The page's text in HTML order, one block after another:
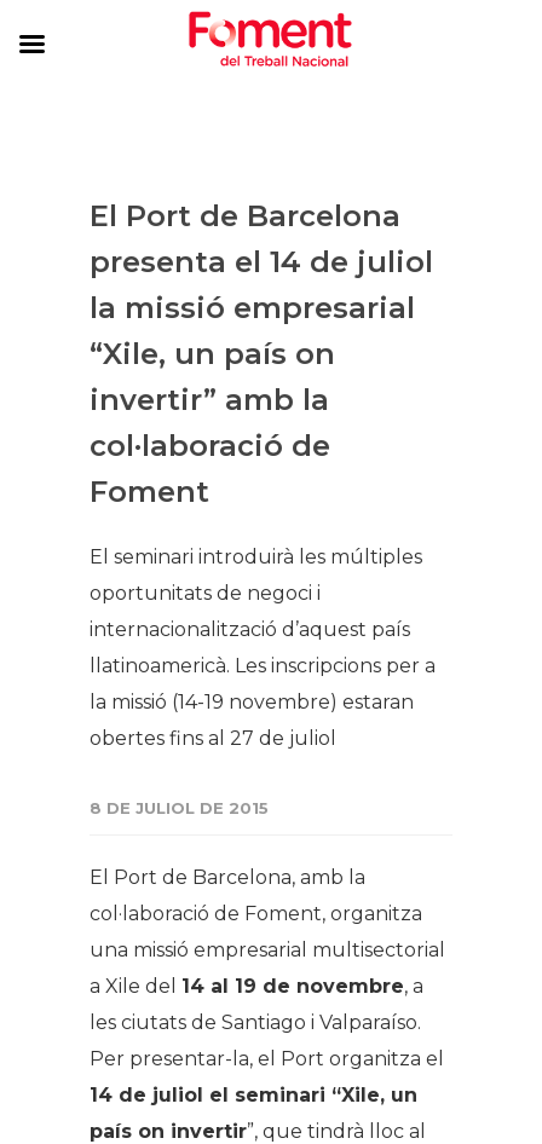
El Port de Barcelona
presenta el 14 de juliol
la missió empresarial
“Xile, un país on
invertir” amb la
col·laboració de
Foment​
El seminari introduirà les múltiples
oportunitats de negoci i
internacionalització d’aquest país
llatinoamericà. Les inscripcions per a
la missió (14-19 novembre) estaran
obertes fins al 27 de juliol
8 DE JULIOL DE 2015
El Port de Barcelona, amb la
col·laboració de Foment, organitza
una missió empresarial multisectorial
a Xile del 14 al 19 de novembre, a
les ciutats de Santiago i Valparaíso.
Per presentar-la, el Port organitza el
14 de juliol el seminari “Xile, un
país on invertir”, que tindrà lloc al